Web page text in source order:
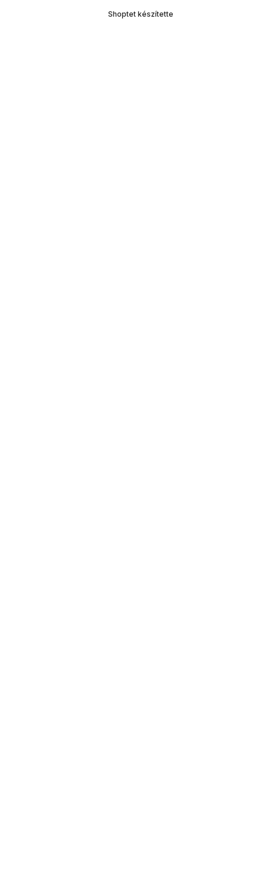
Shoptet készítette